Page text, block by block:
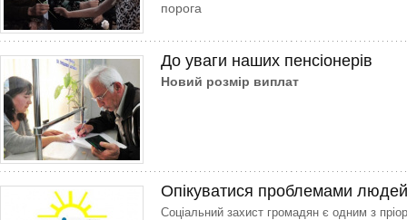
порога
До уваги наших пенсіонерів
Новий розмір виплат
Опікуватися проблемами
Соціальний захист громадян є одним з